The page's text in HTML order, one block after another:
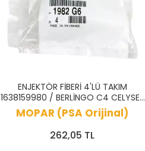
ENJEKTÖR FİBERİ 4'LÜ TAKIM
1638159980 / BERLİNGO C4 CELYSEE
207 208 3008 301 307 308 508 PRTNR
RFTR
MOPAR (PSA Orijinal)
262,05 TL